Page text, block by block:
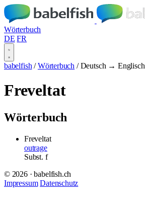
Wörterbuch
DE FR
babelfish / Wörterbuch / Deutsch → Englisch
Freveltat
Wörterbuch
Freveltat
outrage
Subst. f
© 2026 · babelfish.ch
Impressum Datenschutz